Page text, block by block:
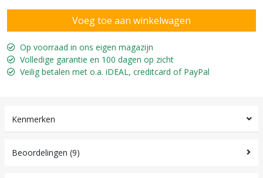
Op voorraad in ons eigen magazijn
Volledige garantie en 100 dagen op zicht
Veilig betalen met o.a. iDEAL, creditcard of PayPal
Kenmerken
Beoordelingen (9)